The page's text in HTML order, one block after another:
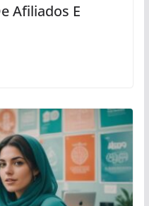
Afiliados E